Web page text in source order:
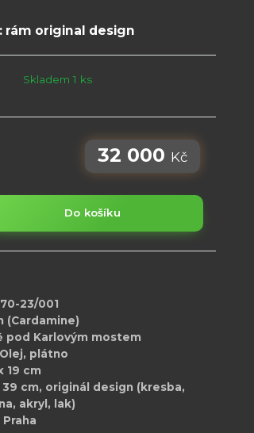
rám original design
Skladem 1 ks
32 000 Kč
Do košíku
23/001
(Cardamine)
pod Karlovým mostem
Olej, plátno
19 cm
39 cm, originál design (kresba,
akryl, lak)
Praha